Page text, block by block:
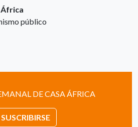
África
público
DE CASA ÁFRICA
SUSCRIBIRSE